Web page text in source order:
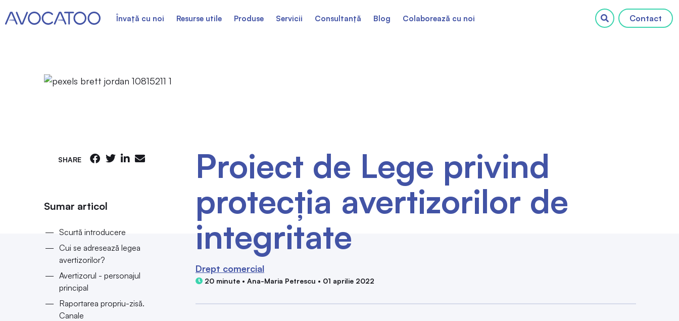
Contact
Învață cu noi Resurse utile Produse Servicii Consultanță Blog Colaborează cu noi
SHARE
Sumar articol
Scurtă introducere
Cui se adresează legea
avertizorilor?
Avertizorul - personajul
principal
Raportarea propriu-zisă.
Canale
Proiect de Lege privind
protecția avertizorilor de
integritate
Drept comercial
20 minute • Ana-Maria Petrescu • 01 aprilie 2022